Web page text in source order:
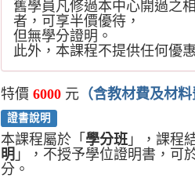
舊學員凡修過本中心開過之
者，可享半價優待，
但無學分證明。
此外，本課程不提供任何優
特價 6000 元 （含教材費及材料
證書說明
本課程屬於「 學分班 」，課程
明 」，不授予學位證明書，可
分。